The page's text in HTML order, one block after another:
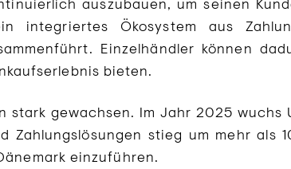
auszubauen, um seinen
integriertes Ökosystem aus
Einzelhändler können
bieten.
gewachsen. Im Jahr 2025 wuchs
stieg um mehr als
einzuführen.